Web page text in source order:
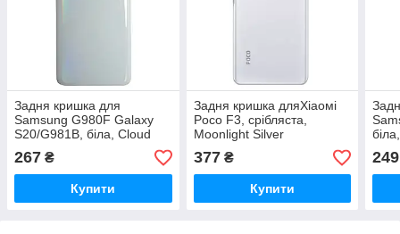
Задня кришка для
Samsung G980F Galaxy
S20/G981B, біла, Cloud
White, оригінал (54)
267 ₴
Купити
Задня кришка дляХіаомі
Poco F3, срібляста,
Moonlight Silver
377₴
Купити
+
249